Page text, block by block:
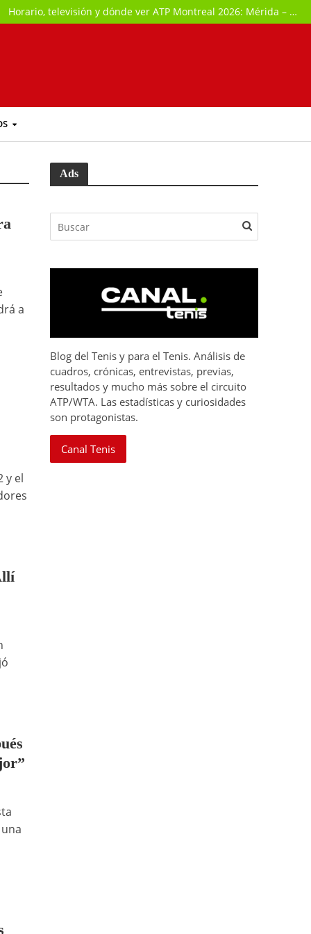
Horario, televisión y dónde ver ATP Montreal 2026: Mérida – Griekspoor
a
y el
Ads
Blog del Tenis y para el Tenis. Análisis de
cuadros, crónicas, entrevistas, previas,
resultados y mucho más sobre el circuito
ATP/WTA. Las estadísticas y curiosidades
son protagonistas.
Canal Tenis